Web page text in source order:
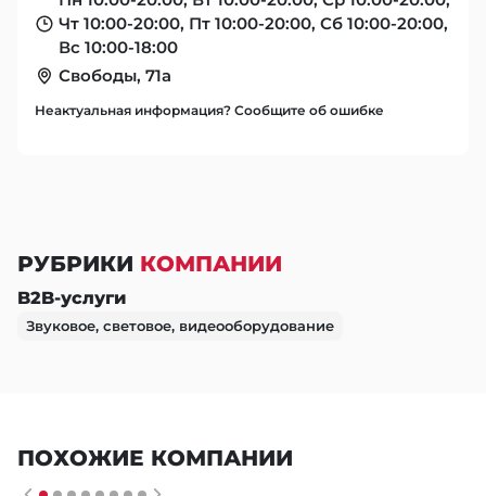
Чт 10:00-20:00, Пт 10:00-20:00, Сб 10:00-20:00,
Вс 10:00-18:00
Свободы, 71а
Неактуальная информация? Сообщите об ошибке
РУБРИКИ КОМПАНИИ
B2B-услуги
Звуковое, световое, видеооборудование
ПОХОЖИЕ КОМПАНИИ